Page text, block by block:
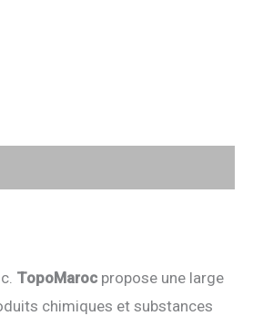
TopoMaroc propose une large
chimiques et substances